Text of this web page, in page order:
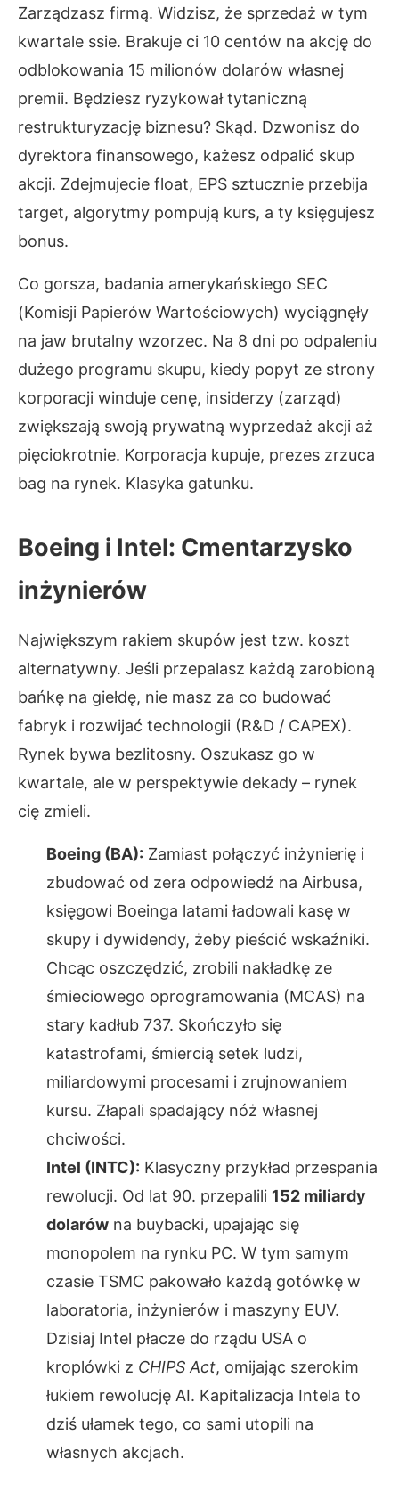
Zarządzasz firmą. Widzisz, że sprzedaż w tym
kwartale ssie. Brakuje ci 10 centów na akcję do
odblokowania 15 milionów dolarów własnej
premii. Będziesz ryzykował tytaniczną
restrukturyzację biznesu? Skąd. Dzwonisz do
dyrektora finansowego, każesz odpalić skup
akcji. Zdejmujecie float, EPS sztucznie przebija
target, algorytmy pompują kurs, a ty księgujesz
bonus.
Co gorsza, badania amerykańskiego SEC
(Komisji Papierów Wartościowych) wyciągnęły
na jaw brutalny wzorzec. Na 8 dni po odpaleniu
dużego programu skupu, kiedy popyt ze strony
korporacji winduje cenę, insiderzy (zarząd)
zwiększają swoją prywatną wyprzedaż akcji aż
pięciokrotnie. Korporacja kupuje, prezes zrzuca
bag na rynek. Klasyka gatunku.
Boeing i Intel: Cmentarzysko
inżynierów
Największym rakiem skupów jest tzw. koszt
alternatywny. Jeśli przepalasz każdą zarobioną
bańkę na giełdę, nie masz za co budować
fabryk i rozwijać technologii (R&D / CAPEX).
Rynek bywa bezlitosny. Oszukasz go w
kwartale, ale w perspektywie dekady – rynek
cię zmieli.
Boeing (BA): Zamiast połączyć inżynierię i
zbudować od zera odpowiedź na Airbusa,
księgowi Boeinga latami ładowali kasę w
skupy i dywidendy, żeby pieścić wskaźniki.
Chcąc oszczędzić, zrobili nakładkę ze
śmieciowego oprogramowania (MCAS) na
stary kadłub 737. Skończyło się
katastrofami, śmiercią setek ludzi,
miliardowymi procesami i zrujnowaniem
kursu. Złapali spadający nóż własnej
chciwości.
Intel (INTC): Klasyczny przykład przespania
rewolucji. Od lat 90. przepalili 152 miliardy
dolarów na buybacki, upajając się
monopolem na rynku PC. W tym samym
czasie TSMC pakowało każdą gotówkę w
laboratoria, inżynierów i maszyny EUV.
Dzisiaj Intel płacze do rządu USA o
kroplówki z CHIPS Act, omijając szerokim
łukiem rewolucję AI. Kapitalizacja Intela to
dziś ułamek tego, co sami utopili na
własnych akcjach.